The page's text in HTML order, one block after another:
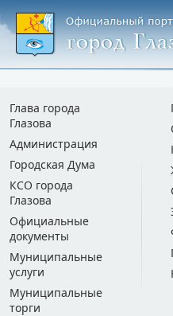
Глава города
Глазова
Администрация
Городская Дума
КСО города
Глазова
Официальные
документы
Муниципальные
услуги
Муниципальные
торги